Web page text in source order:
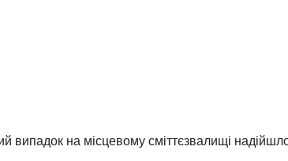
випадок на місцевому сміттєзвалищі